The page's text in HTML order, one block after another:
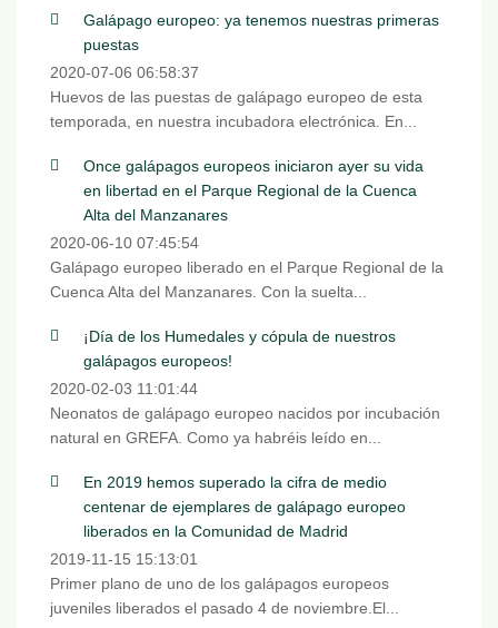
Galápago europeo: ya tenemos nuestras primeras
puestas
2020-07-06 06:58:37
Huevos de las puestas de galápago europeo de esta
temporada, en nuestra incubadora electrónica. En...
Once galápagos europeos iniciaron ayer su vida
en libertad en el Parque Regional de la Cuenca
Alta del Manzanares
2020-06-10 07:45:54
Galápago europeo liberado en el Parque Regional de la
Cuenca Alta del Manzanares. Con la suelta...
¡Día de los Humedales y cópula de nuestros
galápagos europeos!
2020-02-03 11:01:44
Neonatos de galápago europeo nacidos por incubación
natural en GREFA. Como ya habréis leído en...
En 2019 hemos superado la cifra de medio
centenar de ejemplares de galápago europeo
liberados en la Comunidad de Madrid
2019-11-15 15:13:01
Primer plano de uno de los galápagos europeos
juveniles liberados el pasado 4 de noviembre.El...